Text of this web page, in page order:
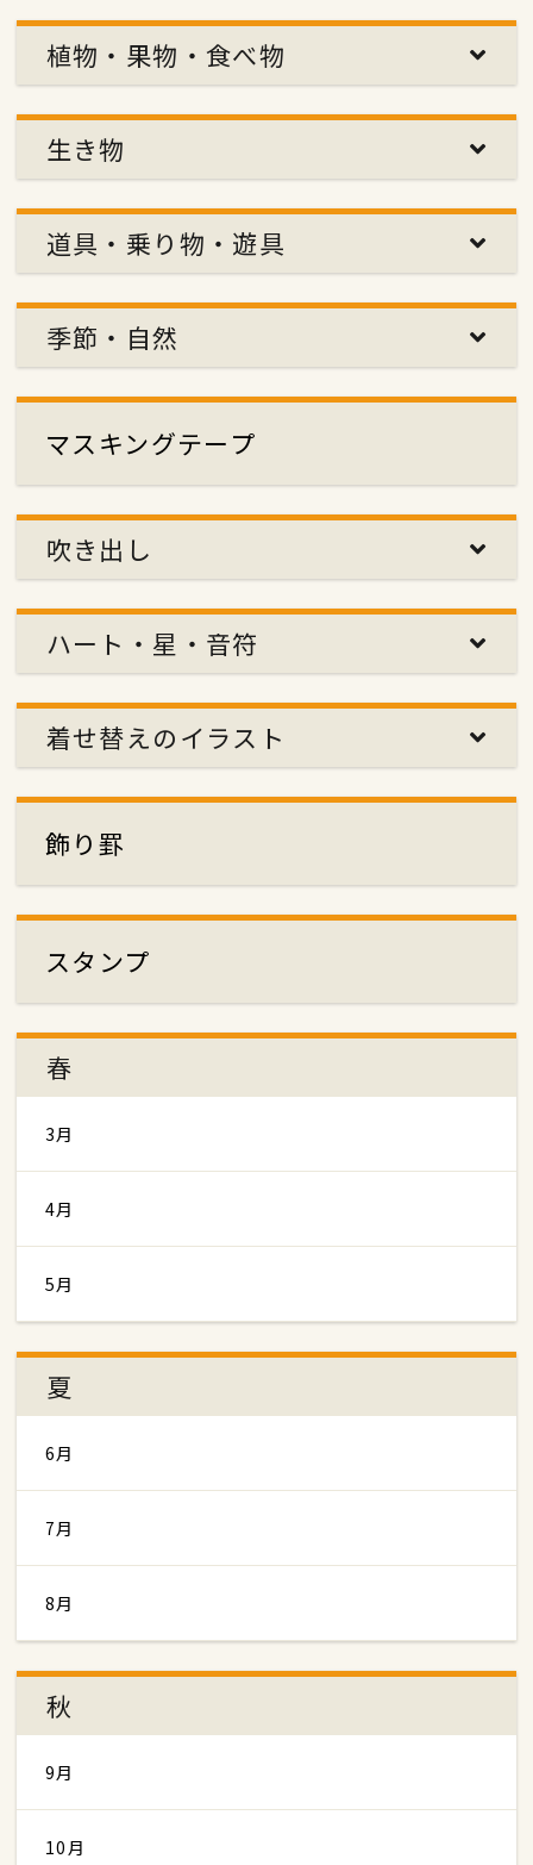
植物・果物・食べ物
生き物
道具・乗り物・遊具
季節・自然
マスキングテープ
吹き出し
ハート・星・音符
着せ替えのイラスト
飾り罫
スタンプ
春
3月
4月
5月
夏
6月
7月
8月
秋
9月
10月